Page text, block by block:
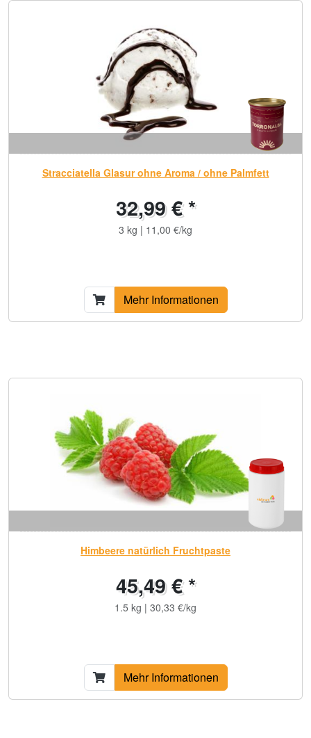
Stracciatella Glasur ohne Aroma / ohne Palmfett
32,99 € *
3 kg | 11,00 €/kg
Mehr Informationen
Himbeere natürlich Fruchtpaste
45,49 € *
1.5 kg | 30,33 €/kg
Mehr Informationen